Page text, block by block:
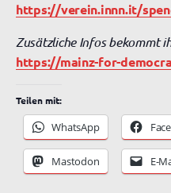
https://verein.innn.it/
Zusätzliche Infos bekommt
https://mainz-for-
Teilen mit:
WhatsApp
Mastodon E-